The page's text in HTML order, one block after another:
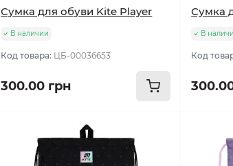
Сумка для обуви Kite Player
В наличии
Код товара: ЦБ-00036653
300.00 грн
Сумка
В
Код